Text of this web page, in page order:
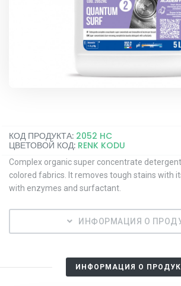
КОД ПРОДУКТА: 2052 HC
ЦВЕТОВОЙ КОД: RENK KODU
Complex organic super concentrate
colored fabrics. It removes tough stains with
with enzymes and surfactant.
ИНФОРМАЦИЯ О
ИНФОРМАЦИЯ О